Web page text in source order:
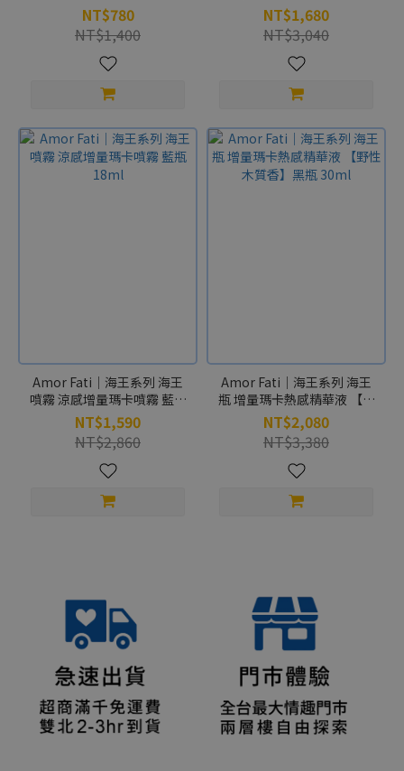
勃 按摩速效凝膠 - 50ml
NT$780
NT$1,400
穩木質香】灰瓶 30ml
NT$1,680
NT$3,040
Amor Fati｜海王系列 海王
噴霧 涼感增量瑪卡噴霧 藍瓶
18ml
NT$1,590
NT$2,860
Amor Fati｜海王系列 海王
瓶 增量瑪卡熱感精華液 【野
性木質香】黑瓶 30ml
NT$2,080
NT$3,380